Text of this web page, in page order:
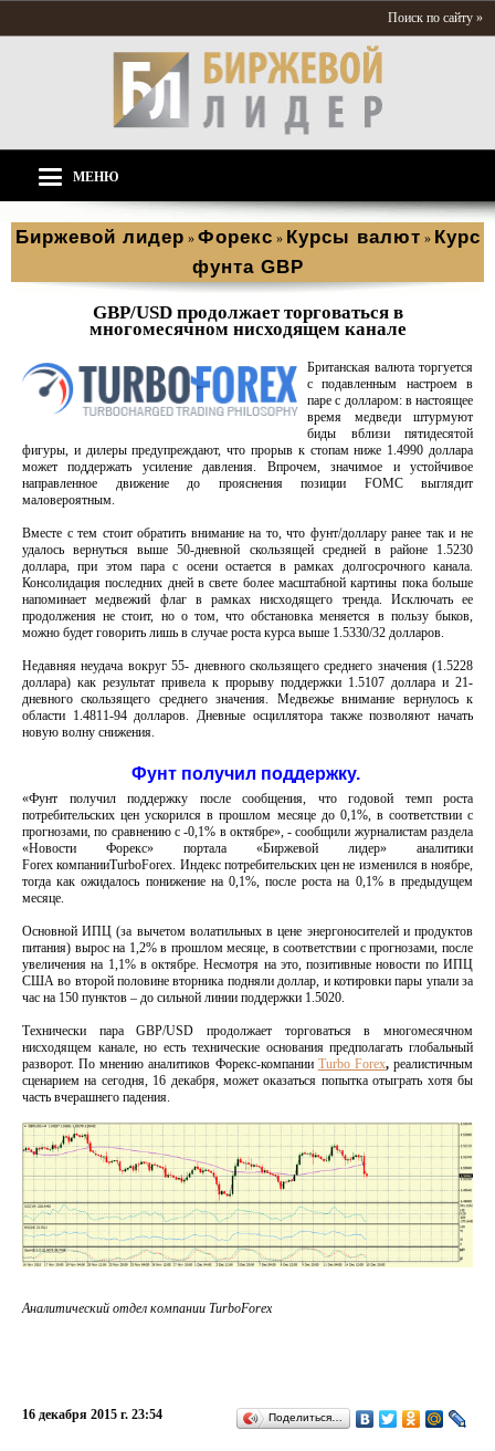
Поиск по сайту »
МЕНЮ
Биржевой лидер » Форекс » Курсы валют » Курс
фунта GBP
GBP/USD продолжает торговаться в
многомесячном нисходящем канале
Британская валюта торгуется
с подавленным настроем в
паре с долларом: в настоящее
время медведи штурмуют
биды вблизи пятидесятой
фигуры, и дилеры предупреждают, что прорыв к стопам ниже 1.4990 доллара
может поддержать усиление давления. Впрочем, значимое и устойчивое
направленное движение до прояснения позиции FOMC выглядит
маловероятным.
Вместе с тем стоит обратить внимание на то, что фунт/доллару ранее так и не
удалось вернуться выше 50-дневной скользящей средней в районе 1.5230
доллара, при этом пара с осени остается в рамках долгосрочного канала.
Консолидация последних дней в свете более масштабной картины пока больше
напоминает медвежий флаг в рамках нисходящего тренда. Исключать ее
продолжения не стоит, но о том, что обстановка меняется в пользу быков,
можно будет говорить лишь в случае роста курса выше 1.5330/32 долларов.
Недавняя неудача вокруг 55- дневного скользящего среднего значения (1.5228
доллара) как результат привела к прорыву поддержки 1.5107 доллара и 21-
дневного скользящего среднего значения. Медвежье внимание вернулось к
области 1.4811-94 долларов. Дневные осциллятора также позволяют начать
новую волну снижения.
Фунт получил поддержку.
«Фунт получил поддержку после сообщения, что годовой темп роста
потребительских цен ускорился в прошлом месяце до 0,1%, в соответствии с
прогнозами, по сравнению с -0,1% в октябре», - сообщили журналистам раздела
«Новости Форекс» портала «Биржевой лидер» аналитики
Forex компанииTurboForex. Индекс потребительских цен не изменился в ноябре,
тогда как ожидалось понижение на 0,1%, после роста на 0,1% в предыдущем
месяце.
Основной ИПЦ (за вычетом волатильных в цене энергоносителей и продуктов
питания) вырос на 1,2% в прошлом месяце, в соответствии с прогнозами, после
увеличения на 1,1% в октябре. Несмотря на это, позитивные новости по ИПЦ
США во второй половине вторника подняли доллар, и котировки пары упали за
час на 150 пунктов – до сильной линии поддержки 1.5020.
Технически пара GBP/USD продолжает торговаться в многомесячном
нисходящем канале, но есть технические основания предполагать глобальный
разворот. По мнению аналитиков Форекс-компании Turbo Forex,реалистичным
сценарием на сегодня, 16 декабря, может оказаться попытка отыграть хотя бы
часть вчерашнего падения.
Аналитический отдел компании TurboForex
16 декабря 2015 г. 23:54 Поделиться…